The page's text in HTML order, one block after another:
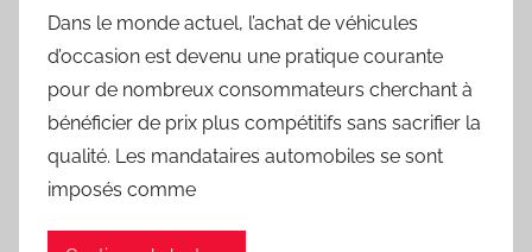
Dans le monde actuel, l’achat de véhicules
d’occasion est devenu une pratique courante
pour de nombreux consommateurs cherchant à
bénéficier de prix plus compétitifs sans sacrifier la
qualité. Les mandataires automobiles se sont
imposés comme